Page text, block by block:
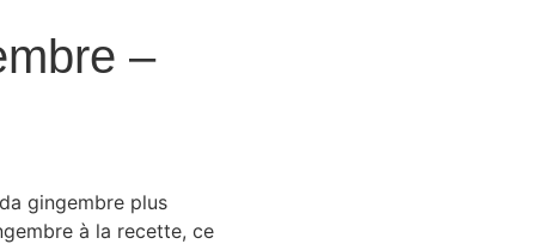
–
gingembre plus
à la recette, ce